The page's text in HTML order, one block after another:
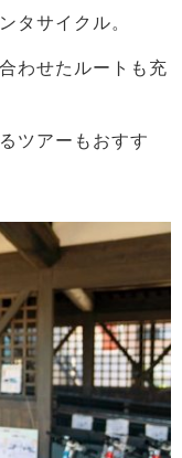
タサイクル。
わせたルートも充
ツアーもおすす